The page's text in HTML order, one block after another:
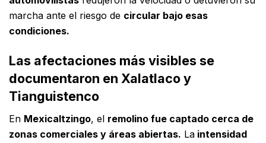
marcha ante el riesgo de circular bajo esas
condiciones.
Las afectaciones más visibles se
documentaron en Xalatlaco y
Tianguistenco
En Mexicaltzingo, el remolino fue captado cerca de
zonas comerciales y áreas abiertas. La intensidad